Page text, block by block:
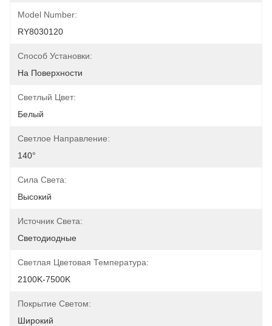
Model Number:
RY8030120
Способ Установки:
На Поверхности
Светлый Цвет:
Белый
Светлое Направление:
140°
Сила Света:
Высокий
Источник Света:
Светодиодные
Светлая Цветовая Температура:
2100K-7500K
Покрытие Светом:
Широкий